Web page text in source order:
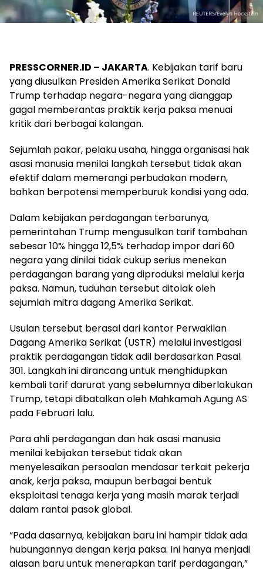
PRESSCORNER.ID – JAKARTA. Kebijakan tarif baru
yang diusulkan Presiden Amerika Serikat Donald
Trump terhadap negara-negara yang dianggap
gagal memberantas praktik kerja paksa menuai
kritik dari berbagai kalangan.
Sejumlah pakar, pelaku usaha, hingga organisasi hak
asasi manusia menilai langkah tersebut tidak akan
efektif dalam memerangi perbudakan modern,
bahkan berpotensi memperburuk kondisi yang ada.
Dalam kebijakan perdagangan terbarunya,
pemerintahan Trump mengusulkan tarif tambahan
sebesar 10% hingga 12,5% terhadap impor dari 60
negara yang dinilai tidak cukup serius menekan
perdagangan barang yang diproduksi melalui kerja
paksa. Namun, tuduhan tersebut ditolak oleh
sejumlah mitra dagang Amerika Serikat.
Usulan tersebut berasal dari kantor Perwakilan
Dagang Amerika Serikat (USTR) melalui investigasi
praktik perdagangan tidak adil berdasarkan Pasal
301. Langkah ini dirancang untuk menghidupkan
kembali tarif darurat yang sebelumnya diberlakukan
Trump, tetapi dibatalkan oleh Mahkamah Agung AS
pada Februari lalu.
Para ahli perdagangan dan hak asasi manusia
menilai kebijakan tersebut tidak akan
menyelesaikan persoalan mendasar terkait pekerja
anak, kerja paksa, maupun berbagai bentuk
eksploitasi tenaga kerja yang masih marak terjadi
dalam rantai pasok global.
“Pada dasarnya, kebijakan baru ini hampir tidak ada
hubungannya dengan kerja paksa. Ini hanya menjadi
alasan baru untuk menerapkan tarif perdagangan,”